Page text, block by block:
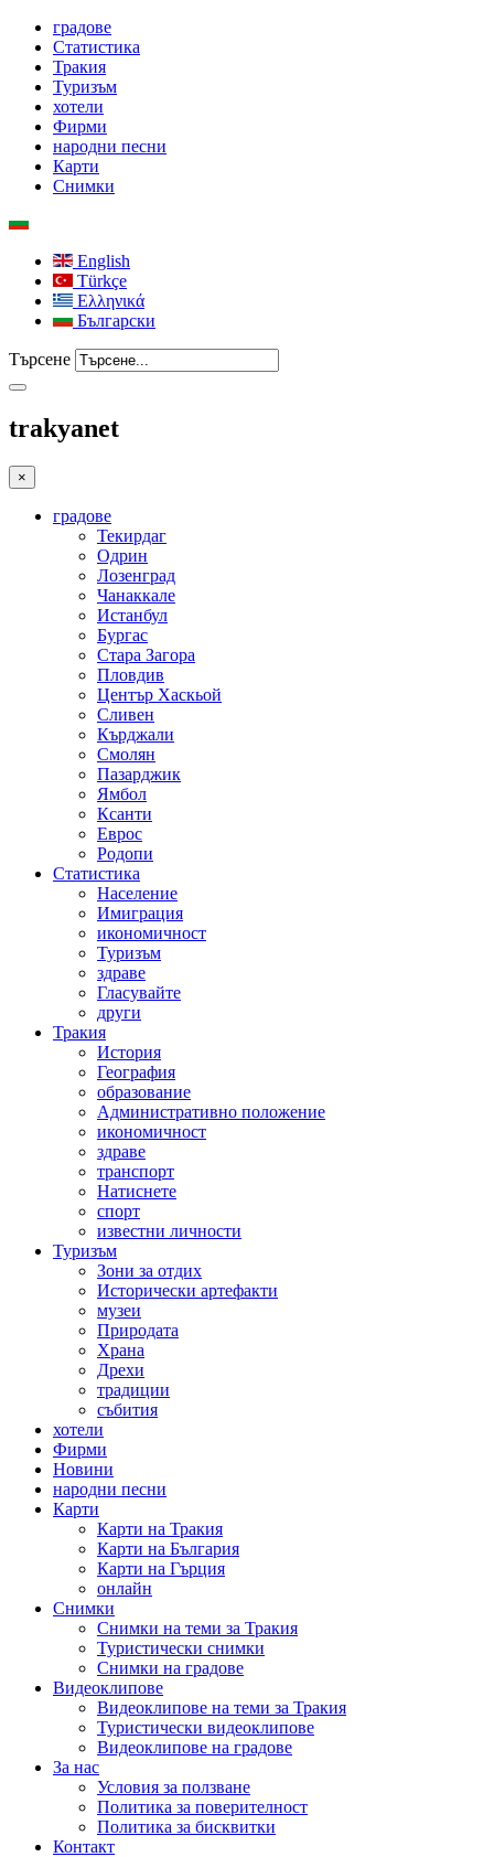
градове
Статистика
Тракия
Туризъм
хотели
Фирми
народни песни
Карти
Снимки
English
Türkçe
Ελληνικά
Български
Търсене
trakyanet
×
градове
Текирдаг
Одрин
Лозенград
Чанаккале
Истанбул
Бургас
Стара Загора
Пловдив
Център Хаскьой
Сливен
Кърджали
Смолян
Пазарджик
Ямбол
Ксанти
Еврос
Родопи
Статистика
Население
Имиграция
икономичност
Туризъм
здраве
Гласувайте
други
Тракия
История
География
образование
Административно положение
икономичност
здраве
транспорт
Натиснете
спорт
известни личности
Туризъм
Зони за отдих
Исторически артефакти
музеи
Природата
Храна
Дрехи
традиции
събития
хотели
Фирми
Новини
народни песни
Карти
Карти на Тракия
Карти на България
Карти на Гърция
онлайн
Снимки
Снимки на теми за Тракия
Туристически снимки
Снимки на градове
Видеоклипове
Видеоклипове на теми за Тракия
Туристически видеоклипове
Видеоклипове на градове
За нас
Условия за ползване
Политика за поверителност
Политика за бисквитки
Контакт